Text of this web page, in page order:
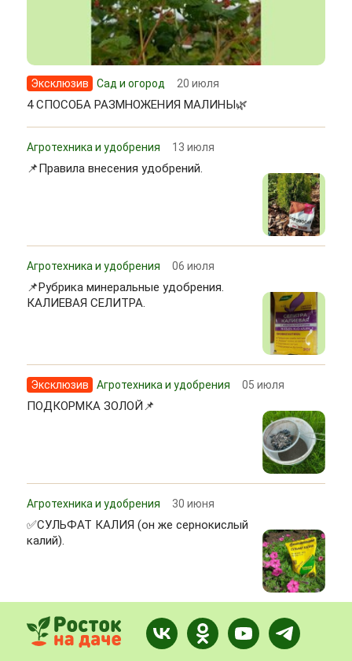
Эксклюзив Сад и огород 20 июля
4 СПОСОБА РАЗМНОЖЕНИЯ МАЛИНЫ🌿
Агротехника и удобрения 13 июля
📌Правила внесения удобрений.
Агротехника и удобрения 06 июля
📌Рубрика минеральные удобрения.
КАЛИЕВАЯ СЕЛИТРА.
Эксклюзив Агротехника и удобрения 05 июля
ПОДКОРМКА ЗОЛОЙ📌
Агротехника и удобрения 30 июня
✅СУЛЬФАТ КАЛИЯ (он же сернокислый
калий).